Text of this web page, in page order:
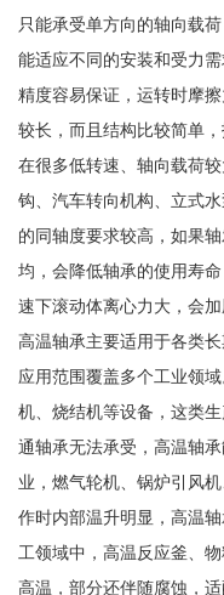
只能承受单方向的轴向载
能适应不同的安装和受力
精度容易保证，运转时摩
较长，而且结构比较简单
在很多低转速、轴向载荷
钩、汽车转向机构、立式
的同轴度要求较高，如果
均，会降低轴承的使用寿
速下滚动体离心力大，会
高温轴承主要适用于各类
应用范围覆盖多个工业领
机、烧结机等设备，这类
通轴承无法承受，高温轴
业，燃气轮机、锅炉引风
作时内部温升明显，高温
工领域中，高温反应釜、
高温，部分还伴随腐蚀，